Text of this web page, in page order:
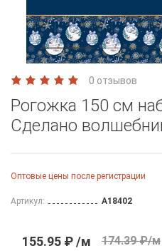
0 отзывов
Рогожка 150 см
Сделано
Оптовые цены после регистрации
Артикул: A18402
155.95 ₽ /м 174.39 ₽/м